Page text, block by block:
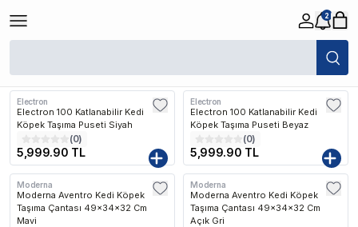
2
/
Kargo Bedava
Electron
Electron 100 Katlanabilir Kedi
Köpek Taşıma Puseti Siyah
(0)
5,999.90 TL
Kargo Bedava
Electron
Electron 100 Katlanabilir Kedi
Köpek Taşıma Puseti Beyaz
(0)
5,999.90 TL
Kargo Bedava
Moderna
Moderna Aventro Kedi Köpek
Taşıma Çantası 49x34x32 Cm
Mavi
Kargo Bedava
Moderna
Moderna Aventro Kedi Köpek
Taşıma Çantası 49x34x32 Cm
Açık Gri